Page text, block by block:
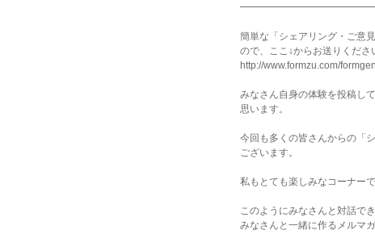
簡単な「シェアリング・ご意
ので、ここ↓からお送りくださ
http://www.formzu.com/
みなさん自身の体験を投稿し
思います。
今回も多くの皆さんからの「
ございます。
私もとても楽しみなコーナーで
このようにみなさんと対話で
みなさんと一緒に作るメルマ